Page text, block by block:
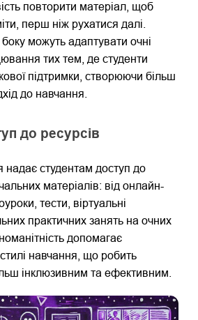
повторити матеріал, щоб
перш ніж рухатися далі.
боку можуть адаптувати очні
тих тем, де студенти
підтримки, створюючи більш
до навчання.
до ресурсів
надає студентам доступ до
матеріалів: від онлайн-
тести, віртуальні
практичних занять на очних
допомагає
навчання, що робить
інклюзивним та ефективним.